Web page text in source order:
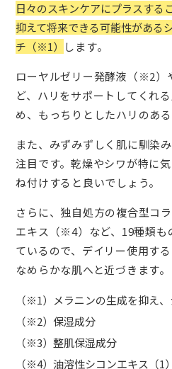
日々のスキンケアにプラスする
抑えて将来できる可能性がある
チ（※1）
します。
ローヤルゼリー発酵液（※2
ど、ハリをサポートしてくれ
め、もっちりとしたハリのある
また、みずみずしく肌に馴染
注目です。乾燥やシワが特に
ね付けすると良いでしょう。
さらに、独自処方の複合型コ
エキス（※4）など、19種類も
ているので、デイリー使用す
なめらかな肌へと近づきます。
（※1）メラニンの生成を抑え
（※2）保湿成分
（※3）整肌保湿成分
（※4）油溶性シコンエキス（1）